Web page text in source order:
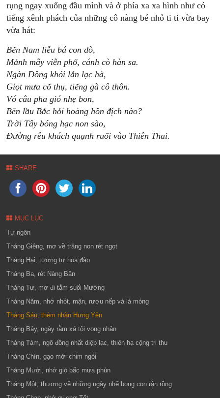
rụng ngay xuống đầu mình và ở phía xa xa hình như có
tiếng xênh phách của những cô nàng bé nhỏ ti ti vừa bay
vừa hát:
Bến Nam liễu bá con đò,
Mảnh mây viễn phố, cánh cò hàn sa.
Ngàn Đông khói lẫn lạc hà,
Giọt mưa cổ thụ, tiếng gà cô thôn.
Vó câu pha gió nhẹ bon,
Bên lầu Bắc hỏi hoàng hôn địch nào?
Trời Tây bóng hạc non sào,
Đường rêu khách quạnh ruổi vào Thiên Thai.
SHARE
MỤC LỤC
Tự ngôn
Tháng Giêng, mơ về trăng non rét ngọt
Tháng Hai, tương tư hoa đào
Tháng Ba, rét Nàng Bân
Tháng Tư, mơ đi tắm suối Mường
Tháng Năm, nhớ nhót, mận, rượu nếp và lá móng
Tháng Sáu, thèm nhãn Hưng Yên
Tháng Bảy, ngày rằm xá tội vong nhân
Tháng Tám, ngô đồng nhất diệp lạc, thiên hạ cộng tri thu
Tháng Chín, gạo mới chim ngói
Tháng Mười, nhớ gió bấc mưa phùn
Tháng Một, thương về những ngày nhể bọng con rận rồng